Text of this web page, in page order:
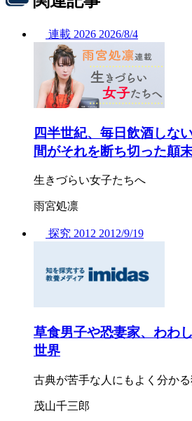
連載 2026 2026/8/4
四半世紀、毎日飲酒しな
間がそれを断ち切った顛
生きづらい女子たちへ
雨宮処凛
探究 2012 2012/9/19
草食男子や恐妻家、わわ
世界
古典が苦手な人にもよく分か
茂山千三郎